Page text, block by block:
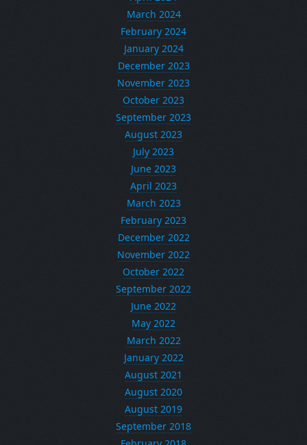
March 2024
February 2024
January 2024
December 2023
November 2023
October 2023
September 2023
August 2023
July 2023
June 2023
April 2023
March 2023
February 2023
December 2022
November 2022
October 2022
September 2022
June 2022
May 2022
March 2022
January 2022
August 2021
August 2020
August 2019
September 2018